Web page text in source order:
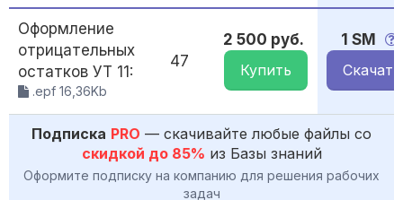
Оформление
отрицательных
остатков УТ 11:
.epf 16,36Kb
47
2 500 руб.
Купить
1 SM
Скачать
Подписка PRO — скачивайте любые файлы со
скидкой до 85% из Базы знаний
Оформите подписку на компанию для решения рабочих
задач